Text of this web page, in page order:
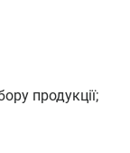
продукції;